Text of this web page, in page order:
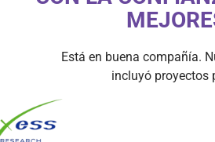
Está en buena compañía.
incluyó proyectos